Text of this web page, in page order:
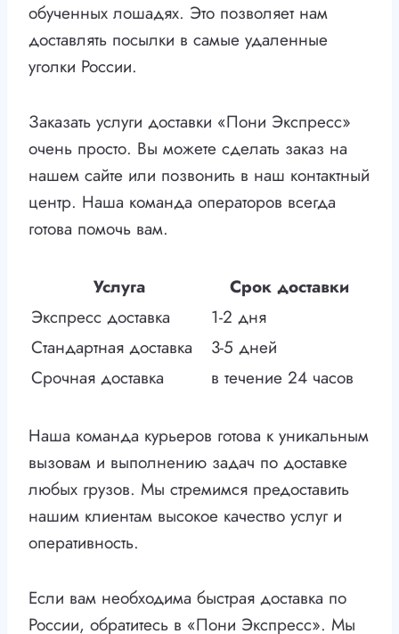
обученных лошадях. Это позволяет нам
доставлять посылки в самые удаленные
уголки России.
Заказать услуги доставки «Пони Экспресс»
очень просто. Вы можете сделать заказ на
нашем сайте или позвонить в наш контактный
центр. Наша команда операторов всегда
готова помочь вам.
Услуга
Срок доставки
Экспресс доставка
1-2 дня
Стандартная доставка
3-5 дней
Срочная доставка
в течение 24 часов
Наша команда курьеров готова к уникальным
вызовам и выполнению задач по доставке
любых грузов. Мы стремимся предоставить
нашим клиентам высокое качество услуг и
оперативность.
Если вам необходима быстрая доставка по
России, обратитесь в «Пони Экспресс». Мы